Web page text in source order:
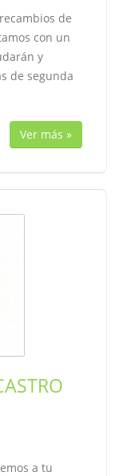
de
con un
y
de segunda
Ver más »
a tu